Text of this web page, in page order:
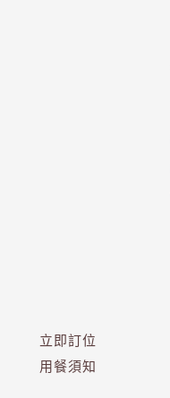
立即訂位
用餐須知